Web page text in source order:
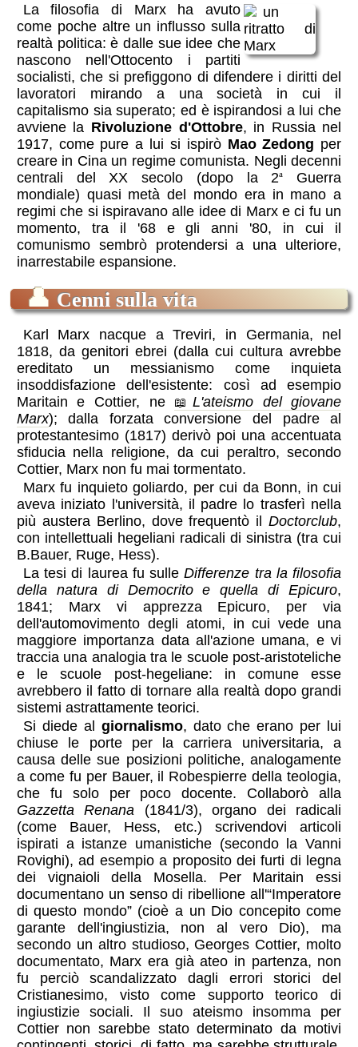
La filosofia di Marx ha avuto
come poche altre un influsso sulla
realtà politica: è dalle sue idee che
nascono nell'Ottocento i partiti
socialisti, che si prefiggono di difendere i diritti del
lavoratori mirando a una società in cui il
capitalismo sia superato; ed è ispirandosi a lui che
avviene la Rivoluzione d'Ottobre, in Russia nel
1917, come pure a lui si ispirò Mao Zedong per
creare in Cina un regime comunista. Negli decenni
centrali del XX secolo (dopo la 2a
Guerra
mondiale) quasi metà del mondo era in mano a
regimi che si ispiravano alle idee di Marx e ci fu un
momento, tra il '68 e gli anni '80, in cui il
comunismo sembrò protendersi a una ulteriore,
inarrestabile espansione.
👤 Cenni sulla vita
Karl Marx nacque a Treviri, in Germania, nel
1818, da genitori ebrei (dalla cui cultura avrebbe
ereditato un messianismo come inquieta
insoddisfazione dell'esistente: così ad esempio
Maritain e Cottier, ne
L'ateismo del giovane
Marx); dalla forzata conversione del padre al
protestantesimo (1817) derivò poi una accentuata
sfiducia nella religione, da cui peraltro, secondo
Cottier, Marx non fu mai tormentato.
Marx fu inquieto goliardo, per cui da Bonn, in cui
aveva iniziato l'università, il padre lo trasferì nella
più austera Berlino, dove frequentò ilDoctorclub,
con intellettuali hegeliani radicali di sinistra (tra cui
B.Bauer, Ruge, Hess).
La tesi di laurea fu sulleDifferenze tra la filosofia
della natura di Democrito e quella di Epicuro,
1841; Marx vi apprezza Epicuro, per via
dell'automovimento degli atomi, in cui vede una
maggiore importanza data all'azione umana, e vi
traccia una analogia tra le scuole post-aristoteliche
e le scuole post-hegeliane: in comune esse
avrebbero il fatto di tornare alla realtà dopo grandi
sistemi astrattamente teorici.
Si diede al giornalismo, dato che erano per lui
chiuse le porte per la carriera universitaria, a
causa delle sue posizioni politiche, analogamente
a come fu per Bauer, il Robespierre della teologia,
che fu solo per poco docente. Collaborò alla
Gazzetta Renana (1841/3), organo dei radicali
(come Bauer, Hess, etc.) scrivendovi articoli
ispirati a istanze umanistiche (secondo la Vanni
Rovighi), ad esempio a proposito dei furti di legna
dei vignaioli della Mosella. Per Maritain essi
documentano un senso di ribellione all'“Imperatore
di questo mondo” (cioè a un Dio concepito come
garante dell'ingiustizia, non al vero Dio), ma
secondo un altro studioso, Georges Cottier, molto
documentato, Marx era già ateo in partenza, non
fu perciò scandalizzato dagli errori storici del
Cristianesimo, visto come supporto teorico di
ingiustizie sociali. Il suo ateismo insomma per
Cottier non sarebbe stato determinato da motivi